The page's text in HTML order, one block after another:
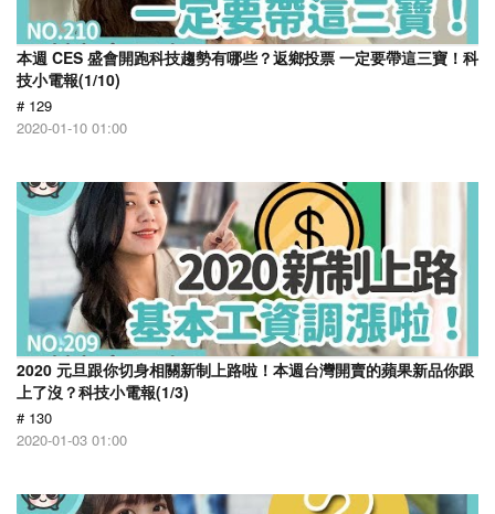
本週 CES 盛會開跑科技趨勢有哪些？返鄉投票 一定要帶這三寶！科
技小電報(1/10)
# 129
2020-01-10 01:00
2020 元旦跟你切身相關新制上路啦！本週台灣開賣的蘋果新品你跟
上了沒？科技小電報(1/3)
# 130
2020-01-03 01:00